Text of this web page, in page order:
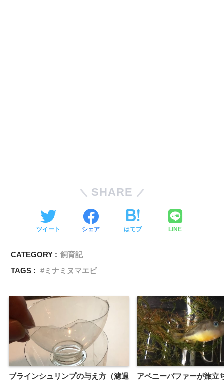
SHARE
ツイート シェア はてブ LINE
CATEGORY : 飼育記
TAGS :
ミナミヌマエビ
ブラインシュリンプの与え方（濾過
アベニーパファーが旅立